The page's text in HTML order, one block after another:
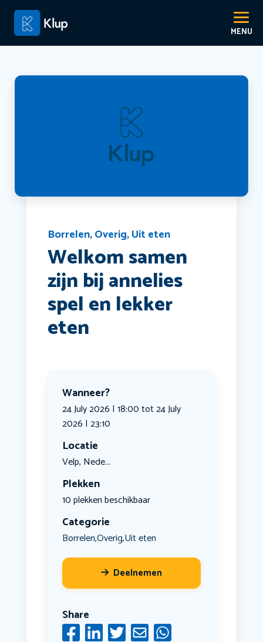
Borrelen,Overig,Uit eten
Welkom samen
zijn bij annelies
spel en lekker
eten
Wanneer?
24 July 2026 | 18:00 tot 24 July
2026 | 23:10
Locatie
Velp, Nede...
Plekken
10 plekken beschikbaar
Categorie
Borrelen,Overig,Uit eten
Deelnemen
Share